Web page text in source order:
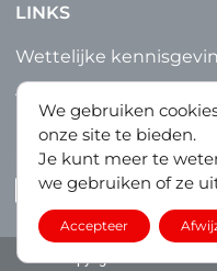
LINKS
Wettelijke
Algemene verkoops-
Privacybeleid
Sitemap
LinkedIn
We gebruiken
onze site te bieden.
Je kunt meer te
we gebruiken of ze
Accepteer